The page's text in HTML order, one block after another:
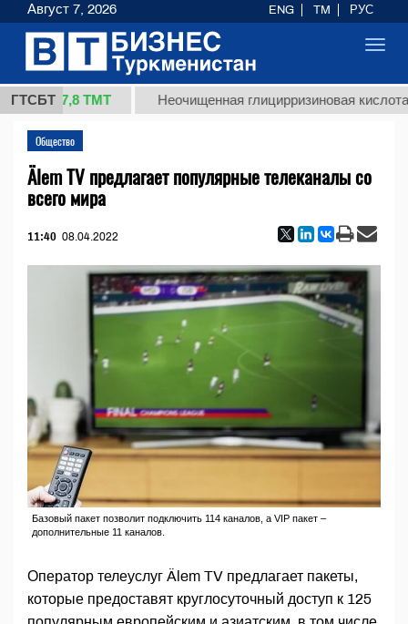
ГТСБТ
37,8 ТМТ Неочищенная глицирризиновая кислота
Общество
Älem TV предлагает популярные телеканалы со
всего мира
11:40 08.04.2022
Базовый пакет позволит подключить 114 каналов, а VIP пакет –
дополнительные 11 каналов.
Оператор телеуслуг Älem TV предлагает пакеты,
которые предоставят круглосуточный доступ к 125
Август 7, 2026 ENG TM РУС